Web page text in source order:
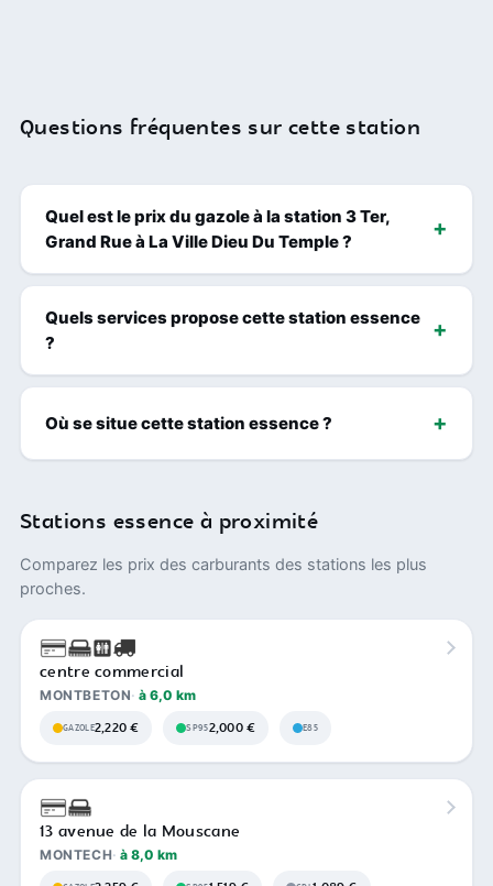
Questions fréquentes sur cette station
Quel est le prix du gazole à la station 3 Ter,
Grand Rue à La Ville Dieu Du Temple ?
Quels services propose cette station essence
?
Où se situe cette station essence ?
Stations essence à proximité
Comparez les prix des carburants des stations les plus
proches.
centre commercial
MONTBETON à 6,0 km
GAZOLE2,220 € SP952,000 € E85
13 avenue de la Mouscane
MONTECH à 8,0 km